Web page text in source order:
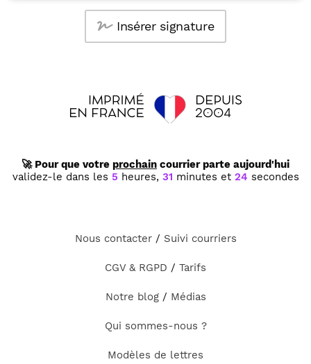
Insérer signature
🚀 Pour que votre prochain courrier parte aujourd'hui
validez-le dans les 5 heures, 31 minutes et 24 secondes
Nous contacter/ Suivi courriers
CGV & RGPD / Tarifs
Notre blog/ Médias
Qui sommes-nous ?
Modèles de lettres